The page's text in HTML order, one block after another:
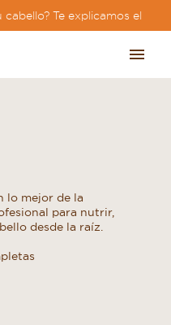
Te explicamos el
lo mejor de la
para nutrir,
desde la raíz.